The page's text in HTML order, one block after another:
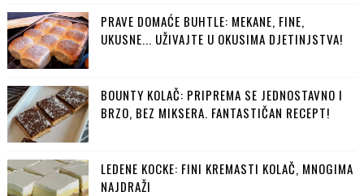
PRAVE DOMAĆE BUHTLE: MEKANE, FINE,
UKUSNE... UŽIVAJTE U OKUSIMA DJETINJSTVA!
BOUNTY KOLAČ: PRIPREMA SE JEDNOSTAVNO I
BRZO, BEZ MIKSERA. FANTASTIČAN RECEPT!
LEDENE KOCKE: FINI KREMASTI KOLAČ, MNOGIMA
NAJDRAŽI